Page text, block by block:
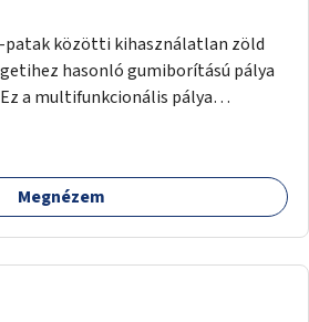
patak közötti kihasználatlan zöld
hasonló gumiborítású pálya
a multifunkcionális pálya
Megnézem